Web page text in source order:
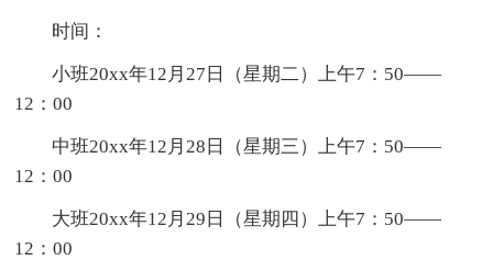
时间：
小班20xx年12月27日（星期二）上午7：50——
12：00
中班20xx年12月28日（星期三）上午7：50——
12：00
大班20xx年12月29日（星期四）上午7：50——
12：00